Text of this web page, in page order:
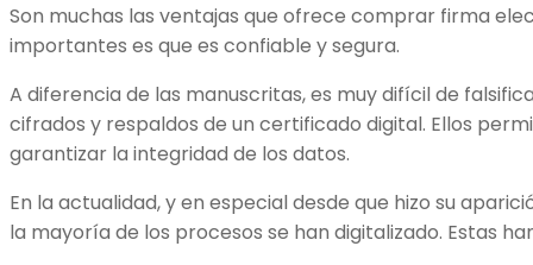
Son muchas las ventajas que ofrece comprar firma
importantes es que es confiable y segura.
A diferencia de las manuscritas, es muy difícil de
cifrados y respaldos de un certificado digital. Ellos
garantizar la integridad de los datos.
En la actualidad, y en especial desde que hizo su
la mayoría de los procesos se han digitalizado. Estas